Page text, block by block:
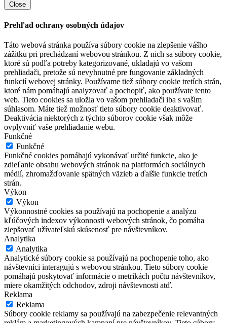
Close
Prehľad ochrany osobných údajov
Táto webová stránka používa súbory cookie na zlepšenie vášho
zážitku pri prechádzaní webovou stránkou. Z nich sa súbory cookie,
ktoré sú podľa potreby kategorizované, ukladajú vo vašom
prehliadači, pretože sú nevyhnutné pre fungovanie základných
funkcií webovej stránky. Používame tiež súbory cookie tretích strán,
ktoré nám pomáhajú analyzovať a pochopiť, ako používate tento
web. Tieto cookies sa uložia vo vašom prehliadači iba s vašim
súhlasom. Máte tiež možnosť tieto súbory cookie deaktivovať.
Deaktivácia niektorých z týchto súborov cookie však môže
ovplyvniť vaše prehliadanie webu.
Funkčné
Funkčné
Funkčné cookies pomáhajú vykonávať určité funkcie, ako je
zdieľanie obsahu webových stránok na platformách sociálnych
médií, zhromažďovanie spätných väzieb a ďalšie funkcie tretích
strán.
Výkon
Výkon
Výkonnostné cookies sa používajú na pochopenie a analýzu
kľúčových indexov výkonnosti webových stránok, čo pomáha
zlepšovať užívateľskú skúsenosť pre návštevníkov.
Analytika
Analytika
Analytické súbory cookie sa používajú na pochopenie toho, ako
návštevníci interagujú s webovou stránkou. Tieto súbory cookie
pomáhajú poskytovať informácie o metrikách počtu návštevníkov,
miere okamžitých odchodov, zdroji návštevnosti atď.
Reklama
Reklama
Súbory cookie reklamy sa používajú na zabezpečenie relevantných